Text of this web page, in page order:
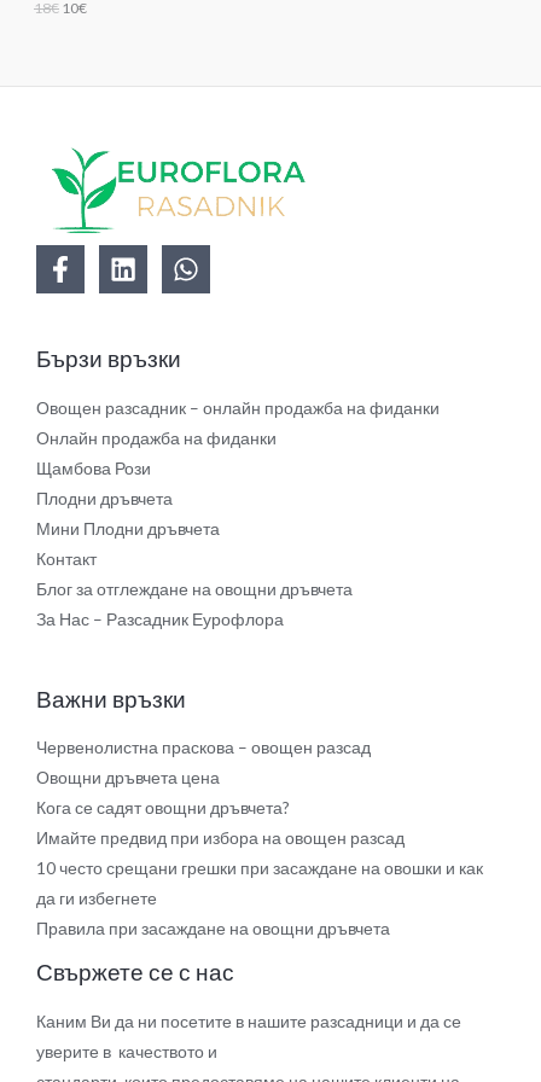
Е
18€ 10€
Бързи връзки
Овощен разсадник – онлайн продажба на фиданки
Онлайн продажба на фиданки
Щамбова Рози
Плодни дръвчета
Мини Плодни дръвчета
Контакт
Блог за отглеждане на овощни дръвчета
За Нас – Разсадник Еурофлора
Важни връзки
Червенолистна праскова – овощен разсад
Овощни дръвчета цена
Кога се садят овощни дръвчета?
Имайте предвид при избора на овощен разсад
10 често срещани грешки при засаждане на овошки и как
да ги избегнете
Правила при засаждане на овощни дръвчета
Свържете се с нас
Каним Ви да ни посетите в нашите разсадници и да се
уверите в качеството и